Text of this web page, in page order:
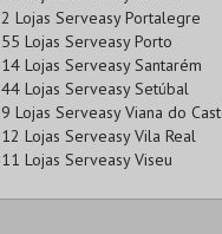
2 Lojas Serveasy Portalegre
55 Lojas Serveasy Porto
14 Lojas Serveasy Santarém
44 Lojas Serveasy Setúbal
9 Lojas Serveasy Viana do
12 Lojas Serveasy Vila Real
11 Lojas Serveasy Viseu